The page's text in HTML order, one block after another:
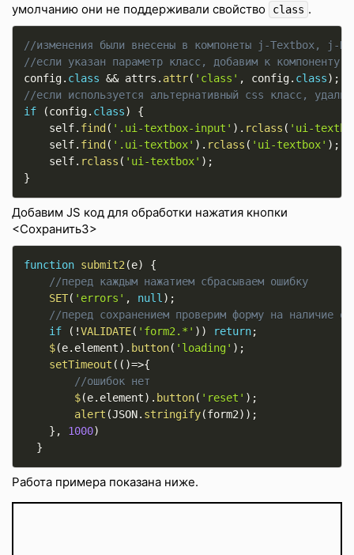
умолчанию они не поддерживали свойство
class .
//изменения были внесены в компонеты j-Textbox, j-
//если указан параметр класс, добавим к компоненту
config. class && attrs . attr( 'class' , config. class) ;
//если используется альтернативный css класс,
if
(config. class)
{
    self
. find ( '.ui-textbox-input' ) . rclass ( 'ui-
    self
. find ( '.ui-textbox' ) . rclass ( 'ui-textbox' ) ;
    self
. rclass ( 'ui-textbox' ) ;
}
Добавим JS код для обработки нажатия кнопки
<Сохранить3>
function submit2(e)
{
//перед каждым нажатием сбрасываем ошибку
SET( 'errors' , null) ;
//перед сохранением проверим форму на наличие
if
( !VALIDATE( 'form2.*' ) ) return;
$(e. element) . button( 'loading' ) ;
setTimeout ( ( )=>{
//ошибок нет
$(e. element) . button( 'reset' ) ;
alert (JSON. stringify(form2) ) ;
} , 1000)
}
Работа примера показана ниже.